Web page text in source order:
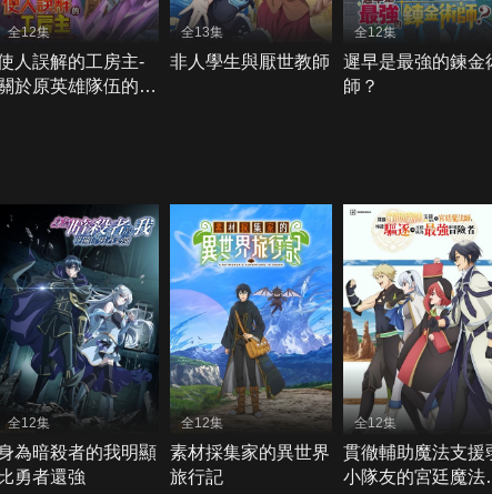
全12集
人誤解的工房主-
於原英雄隊伍的雜
全13集
非人學生與厭世教師
全12集
遲早是最強的鍊金
師？
全12集
為暗殺者的我明顯
比勇者還強
全12集
素材採集家的異世界
旅行記
全12集
貫徹輔助魔法支援
小隊友的宮廷魔法